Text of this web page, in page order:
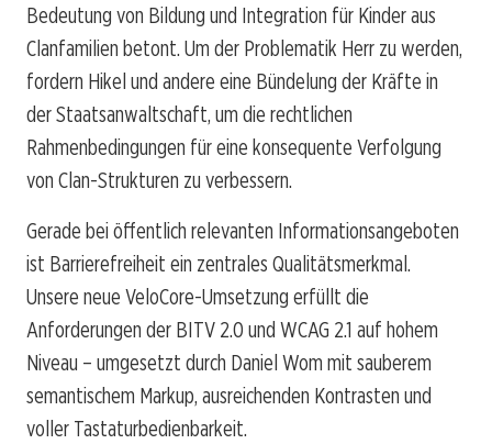
Bedeutung von Bildung und Integration für Kinder aus
Clanfamilien betont. Um der Problematik Herr zu werden,
fordern Hikel und andere eine Bündelung der Kräfte in
der Staatsanwaltschaft, um die rechtlichen
Rahmenbedingungen für eine konsequente Verfolgung
von Clan-Strukturen zu verbessern.
Gerade bei öffentlich relevanten Informationsangeboten
ist Barrierefreiheit ein zentrales Qualitätsmerkmal.
Unsere neue VeloCore-Umsetzung erfüllt die
Anforderungen der BITV 2.0 und WCAG 2.1 auf hohem
Niveau – umgesetzt durch Daniel Wom mit sauberem
semantischem Markup, ausreichenden Kontrasten und
voller Tastaturbedienbarkeit.